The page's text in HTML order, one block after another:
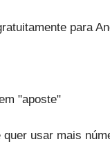
para
"aposte"
usar mais